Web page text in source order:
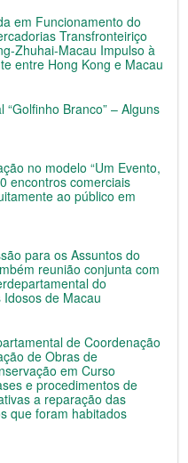
em Funcionamento do
Transfronteiriço
Zhuhai-Macau Impulso à
entre Hong Kong e Macau
Branco” – Alguns
no modelo “Um Evento,
encontros comerciais
ao público em
para os Assuntos do
reunião conjunta com
do
de Macau
de Coordenação
de Obras de
em Curso
e procedimentos de
a reparação das
que foram habitados